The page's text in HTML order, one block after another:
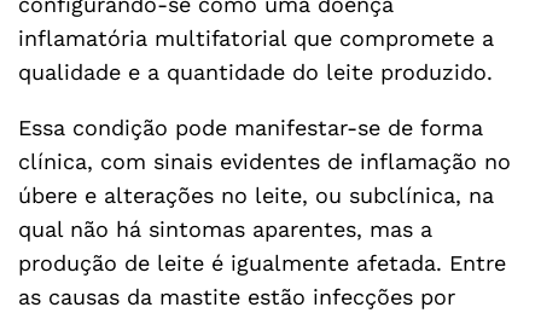
inflamatória multifatorial que compromete a
qualidade e a quantidade do leite produzido.
Essa condição pode manifestar-se de forma
clínica, com sinais evidentes de inflamação no
úbere e alterações no leite, ou subclínica, na
qual não há sintomas aparentes, mas a
produção de leite é igualmente afetada. Entre
as causas da mastite estão infecções por